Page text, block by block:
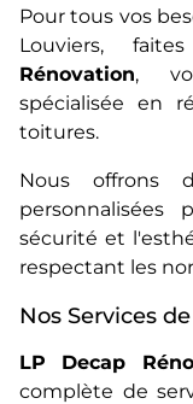
Pour tous vos
Louviers,
Rénovation,
spécialisée en
toitures.
Nous offrons
sécurité et
respectant les
Nos Services
LP Decap
complète de